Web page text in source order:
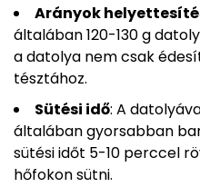
Arányok
általában 120-130 g
a datolya nem csak
tésztához.
Sütési idő: A
általában gyorsabban
sütési időt 5-10 perccel
hőfokon sütni.